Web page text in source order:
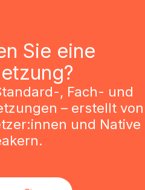
Sie eine
, Fach- und
– erstellt von
und Native